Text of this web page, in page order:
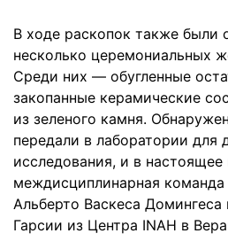
В ходе раскопок также были
несколько церемониальных
Среди них — обугленные
закопанные керамические
из зеленого камня.
передали в лаборатории для
исследования, и в настоящее
междисциплинарная
Альберто Васкеса
Гарсии из Центра INAH в